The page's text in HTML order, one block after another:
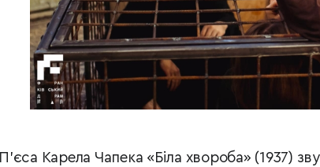
П’єса Карела Чапека «Біла хвороба» (1937)